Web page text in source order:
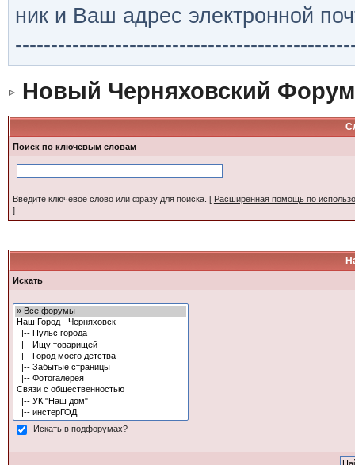
ник и Ваш адрес электронной
Новый Черняховский Форум
Поиск по ключевым словам
Введите ключевое слово или фразу для поиска. [ Расширенная помощь по
]
Искать
Искать в подфорумах?